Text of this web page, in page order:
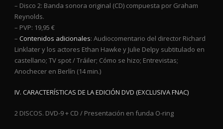
– Disco 2: Banda sonora original (CD) compuesta por Graham
Reynolds.
– PVP: 19,95 €
– Contenidos adicionales: Audiocomentario del director Richard
Linklater y los actores Ethan Hawke y Julie Delpy subtitulado en
castellano; TV spot / Tráiler; Cómo se hizo; Entrevistas;
Anochecer en Berlín (14 min.)
IV. CARACTERÍSTICAS DE LA EDICIÓN DVD (EXCLUSIVA FNAC)
2 DISCOS. DVD-9 + CD / Presentación en funda O-ring